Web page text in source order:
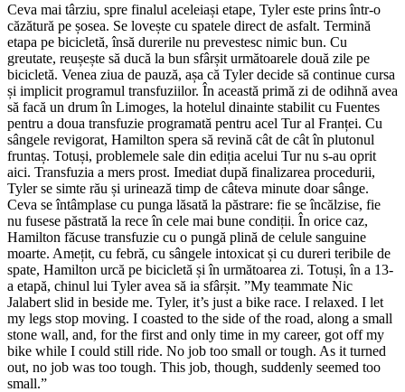
Ceva mai târziu, spre finalul aceleiași etape, Tyler este prins într-o
căzătură pe șosea. Se lovește cu spatele direct de asfalt. Termină
etapa pe bicicletă, însă durerile nu prevestesc nimic bun. Cu
greutate, reușește să ducă la bun sfârșit următoarele două zile pe
bicicletă. Venea ziua de pauză, așa că Tyler decide să continue cursa
și implicit programul transfuziilor. În această primă zi de odihnă avea
să facă un drum în Limoges, la hotelul dinainte stabilit cu Fuentes
pentru a doua transfuzie programată pentru acel Tur al Franței. Cu
sângele revigorat, Hamilton spera să revină cât de cât în plutonul
fruntaș. Totuși, problemele sale din ediția acelui Tur nu s-au oprit
aici. Transfuzia a mers prost. Imediat după finalizarea procedurii,
Tyler se simte rău și urinează timp de câteva minute doar sânge.
Ceva se întâmplase cu punga lăsată la păstrare: fie se încălzise, fie
nu fusese păstrată la rece în cele mai bune condiții. În orice caz,
Hamilton făcuse transfuzie cu o pungă plină de celule sanguine
moarte. Amețit, cu febră, cu sângele intoxicat și cu dureri teribile de
spate, Hamilton urcă pe bicicletă și în următoarea zi. Totuși, în a 13-
a etapă, chinul lui Tyler avea să ia sfârșit. ”My teammate Nic
Jalabert slid in beside me. Tyler, it’s just a bike race. I relaxed. I let
my legs stop moving. I coasted to the side of the road, along a small
stone wall, and, for the first and only time in my career, got off my
bike while I could still ride. No job too small or tough. As it turned
out, no job was too tough. This job, though, suddenly seemed too
small.”